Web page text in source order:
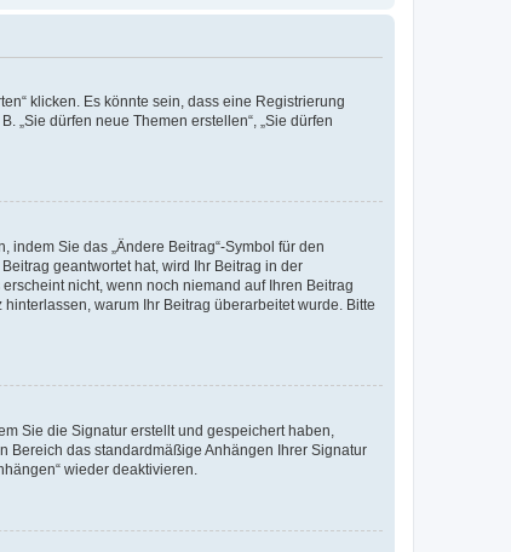
klicken. Es könnte sein, dass eine Registrierung
„Sie dürfen neue Themen erstellen“, „Sie dürfen
Sie das „Ändere Beitrag“-Symbol für den
geantwortet hat, wird Ihr Beitrag in der
nicht, wenn noch niemand auf Ihren Beitrag
warum Ihr Beitrag überarbeitet wurde. Bitte
Sie die Signatur erstellt und gespeichert haben,
Bereich das standardmäßige Anhängen Ihrer Signatur
wieder deaktivieren.